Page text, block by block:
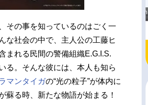
その事を知っているのはごく一
な社会の中で、主人公の工藤ヒ
まれる民間の警備組織E.G.I.S.
る。そんな彼には、本人も知ら
マンタイガの“光の粒子”が体内に
蘇る時、新たな物語が始まる！
紀のおんぷの気持ち
ニメイトタイムズ
radio 大直会 2nd season